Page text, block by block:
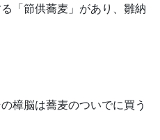
「節供蕎麦」があり、雛納
樟脳は蕎麦のついでに買う